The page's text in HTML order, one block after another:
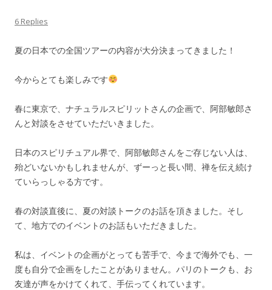
6 Replies
夏の日本での全国ツアーの内容が大分決まってきました！
今からとても楽しみです
春に東京で、ナチュラルスピリットさんの企画で、阿部敏郎さ
んと対談をさせていただいきました。
日本のスピリチュアル界で、阿部敏郎さんをご存じない人は、
殆どいないかもしれませんが、ずーっと長い間、禅を伝え続け
ていらっしゃる方です。
春の対談直後に、夏の対談トークのお話を頂きました。そし
て、地方でのイベントのお話もいただきました。
私は、イベントの企画がとっても苦手で、今まで海外でも、一
度も自分で企画をしたことがありません。パリのトークも、お
友達が声をかけてくれて、手伝ってくれています。